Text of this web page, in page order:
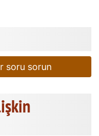
soru sorun